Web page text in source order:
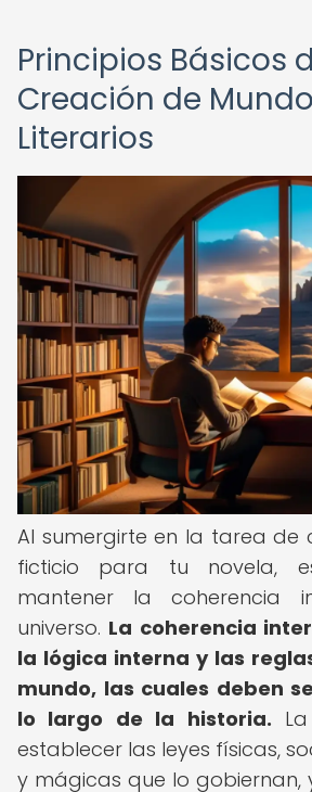
Principios Básicos
Creación de
Literarios
Al sumergirte en la tarea de
ficticio para tu novela,
mantener la coherencia
universo. La coherencia
la lógica interna y las
mundo, las cuales deben
lo largo de la historia.
establecer las leyes físicas,
y mágicas que lo gobiernan,